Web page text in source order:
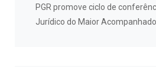
PGR promove ciclo de
Jurídico do Maior Acompanhado